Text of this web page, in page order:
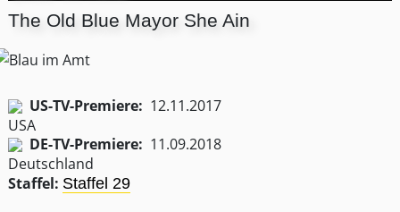
The Old Blue Mayor She Ain
US-TV-Premiere: 12.11.2017
DE-TV-Premiere: 11.09.2018
Staffel: Staffel 29